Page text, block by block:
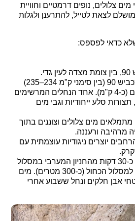
צלולים, נופים דרמטיים וחוויית
לצאת לטייל, להתרענן ולגלות
כדאי לפספס:
• גישה: פנייה מערבה מכביש 90 (בין סימני ק"מ 234–235)
לדרך עפר מסומנת אדום (כ-4 ק"מ). אחד הנחלים המרשימים
סלע ייחודיות וגבי מים
מים צלולים וצוננים בתוך
מרהיבה ורעננה.
יוצרים ניגודיות עוצמתית עם
הגעה לגבים: הליכה של כ-30 דקות מהחניון המערבי במסלול
השחור, ובהמשך חיבור למסלול הכחול (כ-300 מטרים). מים
אבן חלקים ונחל ששבוע אחרי